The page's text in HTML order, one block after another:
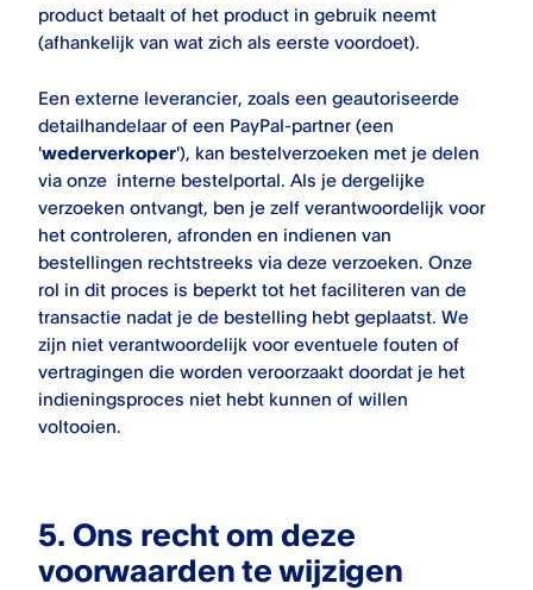
product betaalt of het product in gebruik neemt
(afhankelijk van wat zich als eerste voordoet).
Een externe leverancier, zoals een geautoriseerde
detailhandelaar of een PayPal-partner (een
'wederverkoper'), kan bestelverzoeken met je delen
via onze interne bestelportal. Als je dergelijke
verzoeken ontvangt, ben je zelf verantwoordelijk voor
het controleren, afronden en indienen van
bestellingen rechtstreeks via deze verzoeken. Onze
rol in dit proces is beperkt tot het faciliteren van de
transactie nadat je de bestelling hebt geplaatst. We
zijn niet verantwoordelijk voor eventuele fouten of
vertragingen die worden veroorzaakt doordat je het
indieningsproces niet hebt kunnen of willen
voltooien.
5. Ons recht om deze
voorwaarden te wijzigen